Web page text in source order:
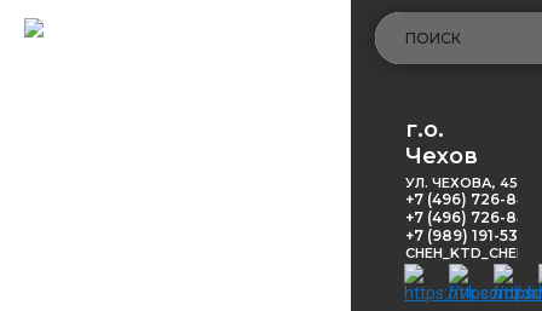
г.о.
Чехов
УЛ. ЧЕХОВА, 45
+7 (496) 726-
+7 (496) 726-
+7 (989) 191-53-